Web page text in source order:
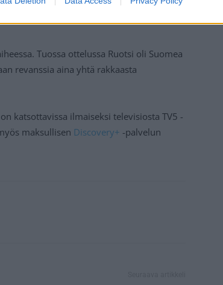
Tuossa ottelussa Ruotsi oli Suomea
revanssia aina yhtä rakkaasta
katsottavissa ilmaiseksi televisiosta TV5 -
maksullisen Discovery+ -palvelun